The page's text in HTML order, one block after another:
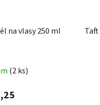
na vlasy 250 ml
(2 ks)